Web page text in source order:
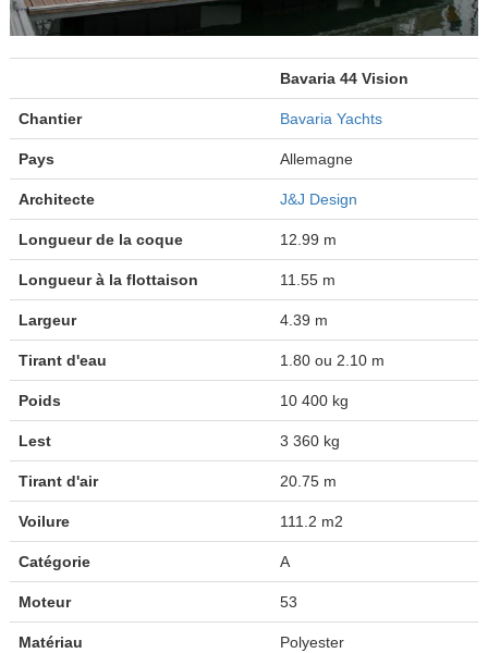
Bavaria 44 Vision
Chantier Bavaria Yachts
Pays Allemagne
Architecte J&J Design
Longueur de la coque 12.99 m
Longueur à la flottaison 11.55 m
Largeur 4.39 m
Tirant d'eau 1.80 ou 2.10 m
Poids 10 400 kg
Lest 3 360 kg
Tirant d'air 20.75 m
Voilure 111.2 m2
Catégorie A
Moteur 53
Matériau Polyester